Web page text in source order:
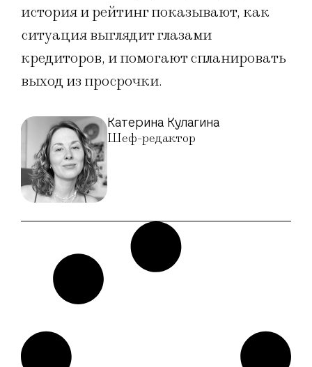
история и рейтинг показывают, как
ситуация выглядит глазами
кредиторов, и помогают спланировать
выход из просрочки.
Катерина Кулагина
Шеф-редактор